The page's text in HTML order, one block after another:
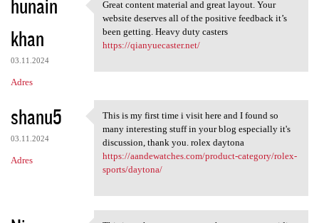
hunain
khan
03.11.2024
Adres
Great content material and
Great content material and great layout. Your
website deserves all of the positive feedback it’s
been getting. Heavy duty casters
https://qianyuecaster.net/
shanu5
03.11.2024
Adres
This is my first time i visit
This is my first time i visit here and I found so
many interesting stuff in your blog especially it's
discussion, thank you. rolex daytona
https://aandewatches.com/product-category/rolex-
sports/daytona/